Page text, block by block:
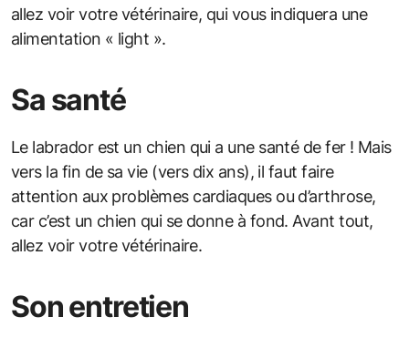
allez voir votre vétérinaire, qui vous indiquera une
alimentation « light ».
Sa santé
Le labrador est un chien qui a une santé de fer ! Mais
vers la fin de sa vie (vers dix ans), il faut faire
attention aux problèmes cardiaques ou d’arthrose,
car c’est un chien qui se donne à fond. Avant tout,
allez voir votre vétérinaire.
Son entretien